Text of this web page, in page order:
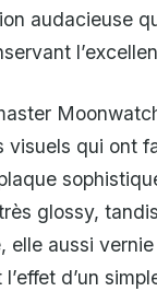
audacieuse
visuels qui ont
glossy,
elle aussi
d’un